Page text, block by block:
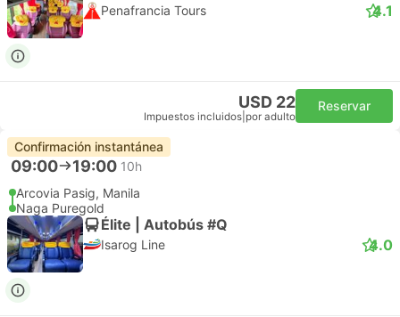
Penafrancia Tours 4.1
USD 22
Impuestos incluidos por adulto
Reservar
Confirmación instantánea
09:00 19:00 10h
Arcovia Pasig, Manila
Naga Puregold
Élite | Autobús #Q
Isarog Line 4.0